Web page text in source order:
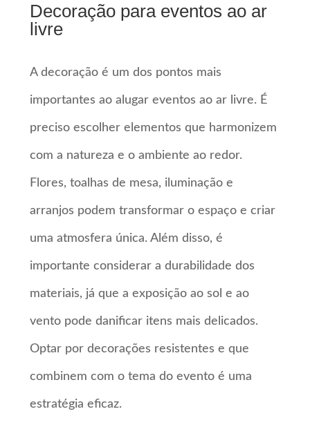
Decoração para eventos ao ar
livre
A decoração é um dos pontos mais
importantes ao alugar eventos ao ar livre. É
preciso escolher elementos que harmonizem
com a natureza e o ambiente ao redor.
Flores, toalhas de mesa, iluminação e
arranjos podem transformar o espaço e criar
uma atmosfera única. Além disso, é
importante considerar a durabilidade dos
materiais, já que a exposição ao sol e ao
vento pode danificar itens mais delicados.
Optar por decorações resistentes e que
combinem com o tema do evento é uma
estratégia eficaz.